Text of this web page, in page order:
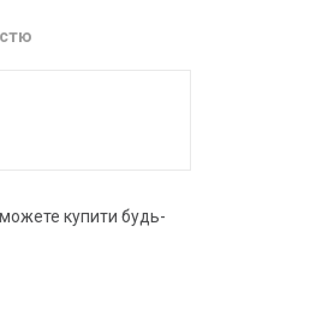
можете купити будь-